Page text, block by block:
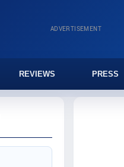
ADVERTISEMENT
REVIEWS PRESS